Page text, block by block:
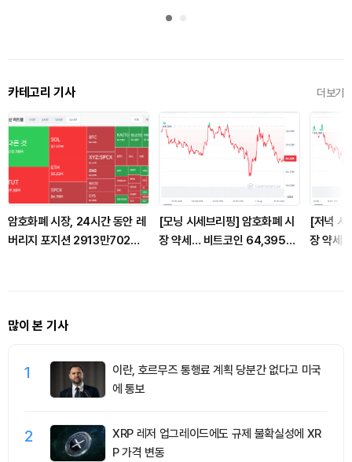
카테고리 기사 더보기
암호화폐 시장, 24시간 동안 레
버리지 포지션 2913만702달
[모닝 시세브리핑] 암호화폐 시
장 약세… 비트코인 64,395달
[저녁 시
장 약세
많이 본 기사
1
이란, 호르무즈 통행료 계획 당분간 없다고 미국
에 통보
2
XRP 레저 업그레이드에도 규제 불확실성에 XR
P 가격 변동